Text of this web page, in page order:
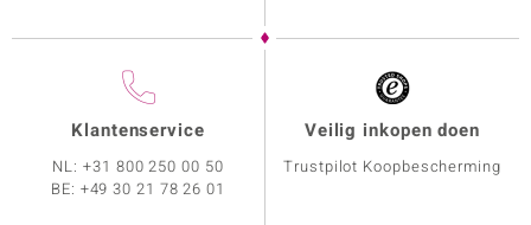
Klantenservice
NL:+31 800 250 00 50
BE: +49 30 21 78 26 01
Veilig inkopen doen
Trustpilot Koopbescherming